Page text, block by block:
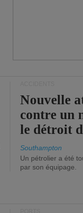
Nouvelle
contre un
le détroit
Southampton
Un pétrolier a été
par son équipage.